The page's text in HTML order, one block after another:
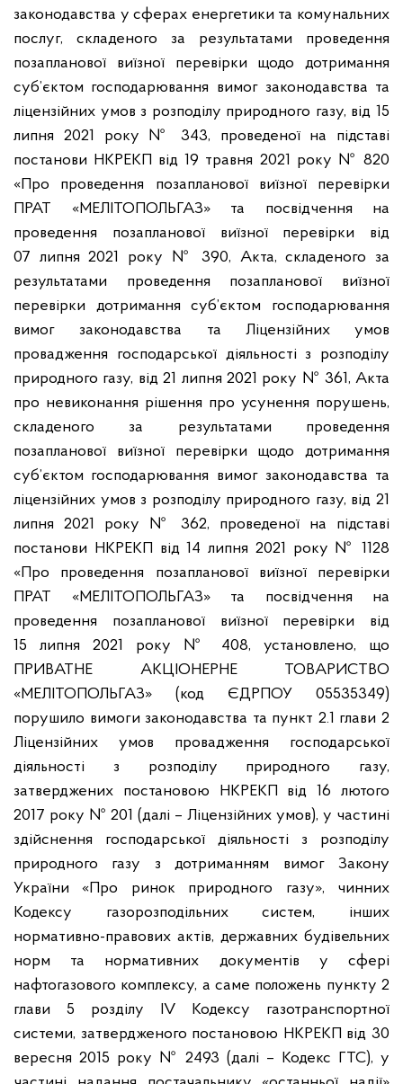
законодавства у сферах енергетики та комунальних
послуг, складеного за результатами проведення
позапланової виїзної перевірки щодо дотримання
суб’єктом господарювання вимог законодавства та
ліцензійних умов з розподілу природного газу, від 15
липня 2021 року № 343, проведеної на підставі
постанови НКРЕКП від 19 травня 2021 року № 820
«Про проведення позапланової виїзної перевірки
ПРАТ «МЕЛІТОПОЛЬГАЗ» та посвідчення на
проведення позапланової виїзної перевірки від
07 липня 2021 року № 390, Акта, складеного за
результатами проведення позапланової виїзної
перевірки дотримання суб’єктом господарювання
вимог законодавства та Ліцензійних умов
провадження господарської діяльності з розподілу
природного газу, від 21 липня 2021 року № 361, Акта
про невиконання рішення про усунення порушень,
складеного за результатами проведення
позапланової виїзної перевірки щодо дотримання
суб’єктом господарювання вимог законодавства та
ліцензійних умов з розподілу природного газу, від 21
липня 2021 року № 362, проведеної на підставі
постанови НКРЕКП від 14 липня 2021 року № 1128
«Про проведення позапланової виїзної перевірки
ПРАТ «МЕЛІТОПОЛЬГАЗ» та посвідчення на
проведення позапланової виїзної перевірки від
15 липня 2021 року № 408, установлено, що
ПРИВАТНЕ АКЦІОНЕРНЕ ТОВАРИСТВО
«МЕЛІТОПОЛЬГАЗ» (код ЄДРПОУ 05535349)
порушило вимоги законодавства та пункт 2.1 глави 2
Ліцензійних умов провадження господарської
діяльності з розподілу природного газу,
затверджених постановою НКРЕКП від 16 лютого
2017 року № 201 (далі – Ліцензійних умов), у частині
здійснення господарської діяльності з розподілу
природного газу з дотриманням вимог Закону
України «Про ринок природного газу», чинних
Кодексу газорозподільних систем, інших
нормативно-правових актів, державних будівельних
норм та нормативних документів у сфері
нафтогазового комплексу, а саме положень пункту 2
глави 5 розділу ІV Кодексу газотранспортної
системи, затвердженого постановою НКРЕКП від 30
вересня 2015 року № 2493 (далі – Кодекс ГТС), у